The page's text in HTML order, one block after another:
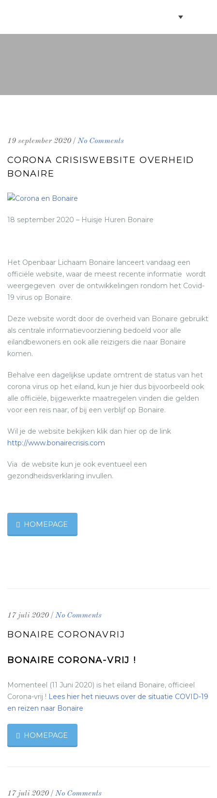
BLOGS
19 september 2020 / No Comments
CORONA CRISISWEBSITE OVERHEID
BONAIRE
18 september 2020 – Huisje Huren Bonaire
Het Openbaar Lichaam Bonaire lanceert vandaag een
officiële website, waar de meest recente informatie wordt
weergegeven over de ontwikkelingen rondom het Covid-
19 virus op Bonaire.
Deze website wordt door de overheid van Bonaire gebruikt
als centrale informatievoorziening bedoeld voor alle
eilandbewoners en ook alle reizigers die naar Bonaire
komen.
Behalve een dagelijkse update omtrent de status van het
corona virus op het eiland, kun je hier dus bijvoorbeeld ook
alle officiële, bijgewerkte maatregelen vinden die gelden
voor een reis naar, of bij een verblijf op Bonaire.
Wil je de website bekijken klik dan hier op de link
http://www.bonairecrisis.com
Via de website kun je ook eventueel een
gezondheidsverklaring invullen.
HOMEPAGE
17 juli 2020 / No Comments
BONAIRE CORONAVRIJ
BONAIRE CORONA-VRIJ !
Momenteel (11 Juni 2020) is het eiland Bonaire, officieel
Corona-vrij ! Lees hier het nieuws over de situatie COVID-19
en reizen naar Bonaire
HOMEPAGE
17 juli 2020 / No Comments